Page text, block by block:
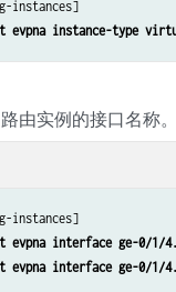
instances]
evpna instance-type
由实例的接口名称。
instances]
evpna interface ge-0/1/
evpna interface ge-0/1/